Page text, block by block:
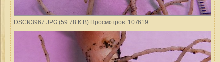
DSCN3967.JPG (59.78 KiB) Просмотров: 107619